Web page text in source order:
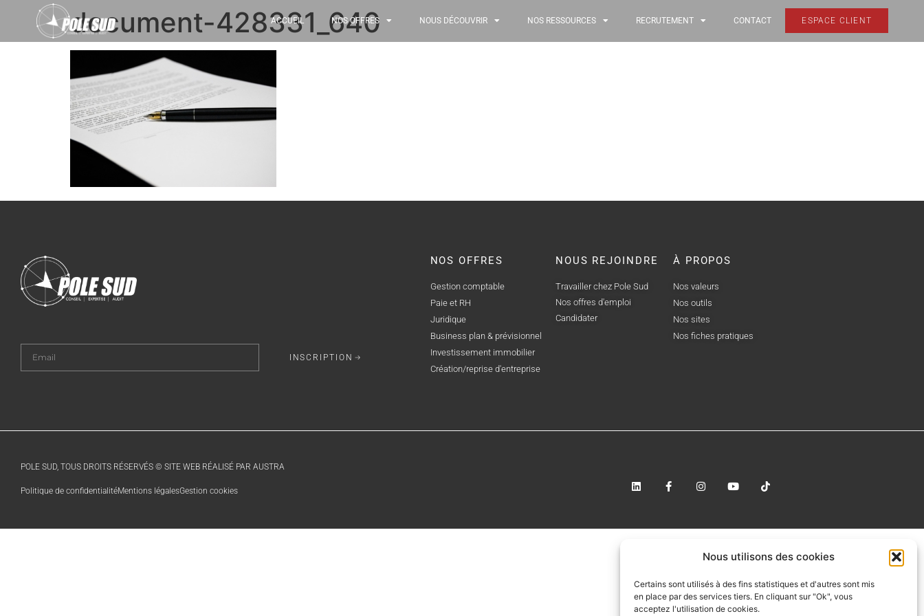
Nous utilisons des cookies
Certains sont utilisés à des fins statistiques et d'autres sont mis
en place par des services tiers. En cliquant sur "Ok", vous
acceptez l'utilisation de cookies.
ACCUEIL NOS OFFRES NOUS DÉCOUVRIR NOS RESSOURCES RECRUTEMENT CONTACT ESPACE CLIENT
document-428331_640
INSCRIPTION
NOS OFFRES
Gestion comptable
Paie et RH
Juridique
Business plan & prévisionnel
Investissement immobilier
Création/reprise d'entreprise
NOUS REJOINDRE
Travailler chez Pole Sud
Nos offres d'emploi
Candidater
À PROPOS
Nos valeurs
Nos outils
Nos sites
Nos fiches pratiques
POLE SUD, TOUS DROITS RÉSERVÉS © SITE WEB RÉALISÉ PAR AUSTRA
Politique de confidentialitéMentions légalesGestion cookies